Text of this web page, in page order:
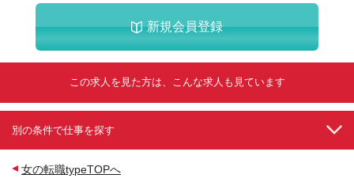
新規会員登録
この求人を見た方は、こんな求人も見ています
別の条件で仕事を探す
女の転職typeTOPへ